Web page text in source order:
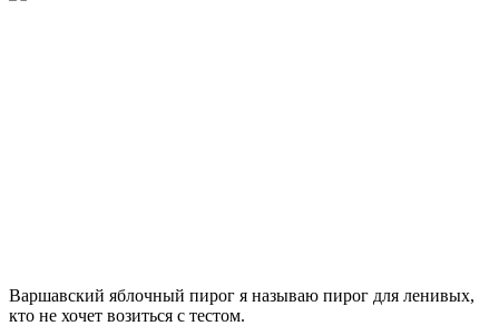
Варшавский яблочный пирог я называю пирог для ленивых,
кто не хочет возиться с тестом.